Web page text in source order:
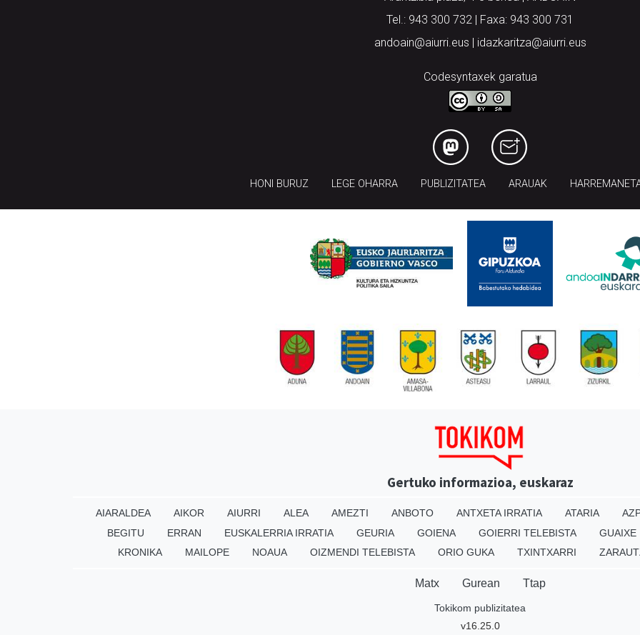
Tel.: 943 300 732 | Faxa: 943 300 731
andoain@aiurri.eus | idazkaritza@aiurri.eus
Codesyntaxek garatua
HONI BURUZ LEGE OHARRA PUBLIZITATEA ARAUAK
Gertuko informazioa, euskaraz
AIARALDEA AIKOR AIURRI ALEA AMEZTI ANBOTO ANTXETA IRRATIA ATARIA
BEGITU
ERRAN EUSKALERRIA IRRATIA GEURIA GOIENA GOIERRI TELEBISTA GUAIXE
KRONIKA
MAILOPE NOAUA OIZMENDI TELEBISTA ORIO GUKA TXINTXARRI
Matx Gurean Ttap
Tokikom publizitatea
v16.25.0